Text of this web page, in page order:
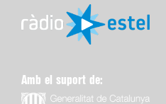
Amb el suport de: